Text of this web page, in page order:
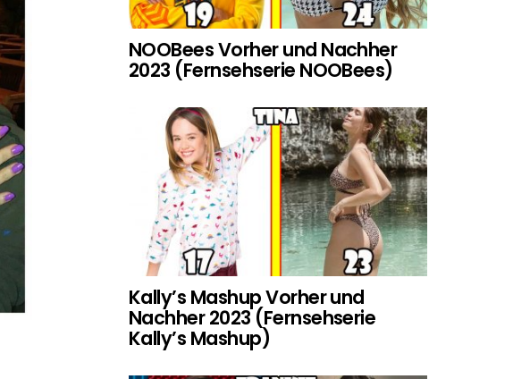
NOOBees Vorher und Nachher
2023 (Fernsehserie NOOBees)
Kally’s Mashup Vorher und
Nachher 2023 (Fernsehserie
Kally’s Mashup)